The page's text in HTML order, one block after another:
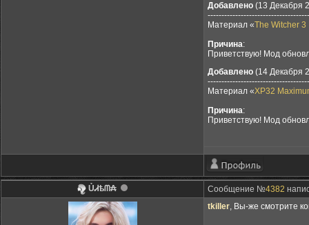
Добавлено (13 Декабря
Материал «The Witcher 3
Причина:
Приветствую! Мод
Добавлено (14 Декабря
Материал «XP32
Причина:
Приветствую! Мод
ỦᏗѣᗰ₳ Сообщение №4382
tkiller, Вы-же смотрите